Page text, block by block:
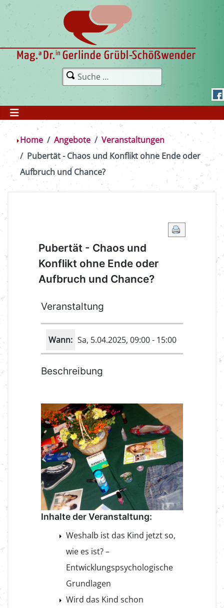
Home Angebote
Veranstaltungen
Pubertät - Chaos und Konflikt ohne Ende oder
Aufbruch und Chance?
Pubertät - Chaos und
Konflikt ohne Ende oder
Aufbruch und Chance?
Veranstaltung
Wann: Sa, 5.04.2025, 09:00- 15:00
Beschreibung
Inhalte der Veranstaltung:
Weshalb ist das Kind jetzt so,
wie es ist? –
Entwicklungspsychologische
Grundlagen
Wird das Kind schon